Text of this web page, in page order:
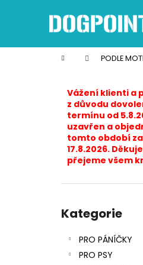
Domů PODLE
Vážení klienti a
z důvodu
termínu od
uzavřen a
tomto období
17.8.2026.
přejeme všem
kategorie
Kategorie
PRO PÁNÍČKY
PRO PSY
í
Zpět
do
Zpět
do